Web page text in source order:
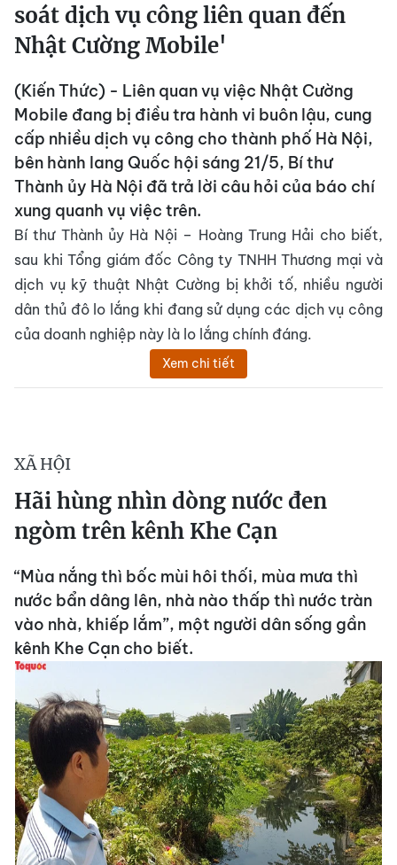
soát dịch vụ công liên quan đến
Nhật Cường Mobile'
(Kiến Thức) - Liên quan vụ việc Nhật Cường
Mobile đang bị điều tra hành vi buôn lậu, cung
cấp nhiều dịch vụ công cho thành phố Hà Nội,
bên hành lang Quốc hội sáng 21/5, Bí thư
Thành ủy Hà Nội đã trả lời câu hỏi của báo chí
xung quanh vụ việc trên.
Bí thư Thành ủy Hà Nội – Hoàng Trung Hải cho biết,
sau khi Tổng giám đốc Công ty TNHH Thương mại và
dịch vụ kỹ thuật Nhật Cường bị khởi tố, nhiều người
dân thủ đô lo lắng khi đang sử dụng các dịch vụ công
của doanh nghiệp này là lo lắng chính đáng.
Xem chi tiết
XÃ HỘI
Hãi hùng nhìn dòng nước đen
ngòm trên kênh Khe Cạn
“Mùa nắng thì bốc mùi hôi thối, mùa mưa thì
nước bẩn dâng lên, nhà nào thấp thì nước tràn
vào nhà, khiếp lắm”, một người dân sống gần
kênh Khe Cạn cho biết.